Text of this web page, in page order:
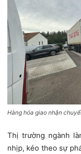
Hàng hóa giao nhận
Thị trường ngành
nhịp, kéo theo sự